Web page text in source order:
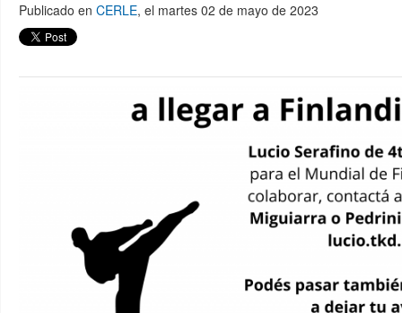
Publicado en CERLE, el martes 02 de mayo de 2023